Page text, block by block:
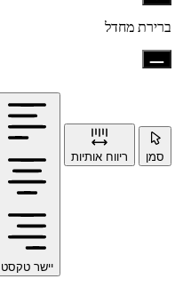
ברירת מחדל
סמן ריווח אותיות
יישר טקסט